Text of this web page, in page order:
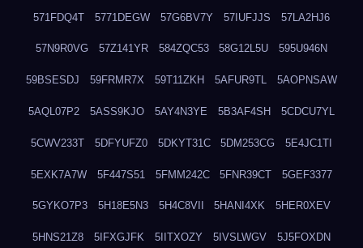
571FDQ4T 5771DEGW 57G6BV7Y 57IUFJJS 57LA2HJ6
57N9R0VG 57Z141YR 584ZQC53 58G12L5U 595U946N
59BSESDJ 59FRMR7X 59T11ZKH 5AFUR9TL 5AOPNSAW
5AQL07P2 5ASS9KJO 5AY4N3YE 5B3AF4SH 5CDCU7YL
5CWV233T 5DFYUFZ0 5DKYT31C 5DM253CG 5E4JC1TI
5EXK7A7W 5F447S51 5FMM242C 5FNR39CT 5GEF3377
5GYKO7P3 5H18E5N3 5H4C8VII 5HANI4XK 5HER0XEV
5HNS21Z8 5IFXGJFK 5IITXOZY 5IVSLWGV 5J5FOXDN